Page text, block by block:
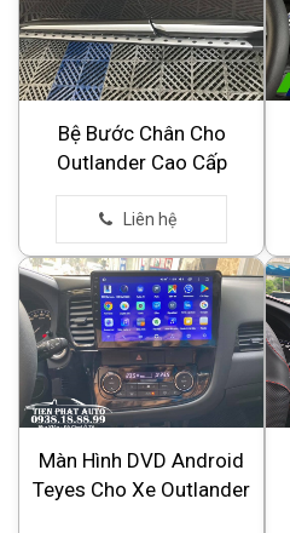
Bệ Bước Chân Cho
Outlander Cao Cấp
Màn Hình DVD Android
Teyes Cho Xe Outlander